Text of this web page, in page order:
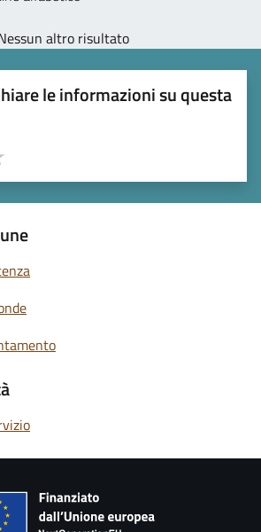
altro risultato
le informazioni su questa
5 stelle su 5
stelle su 5
su 5
5